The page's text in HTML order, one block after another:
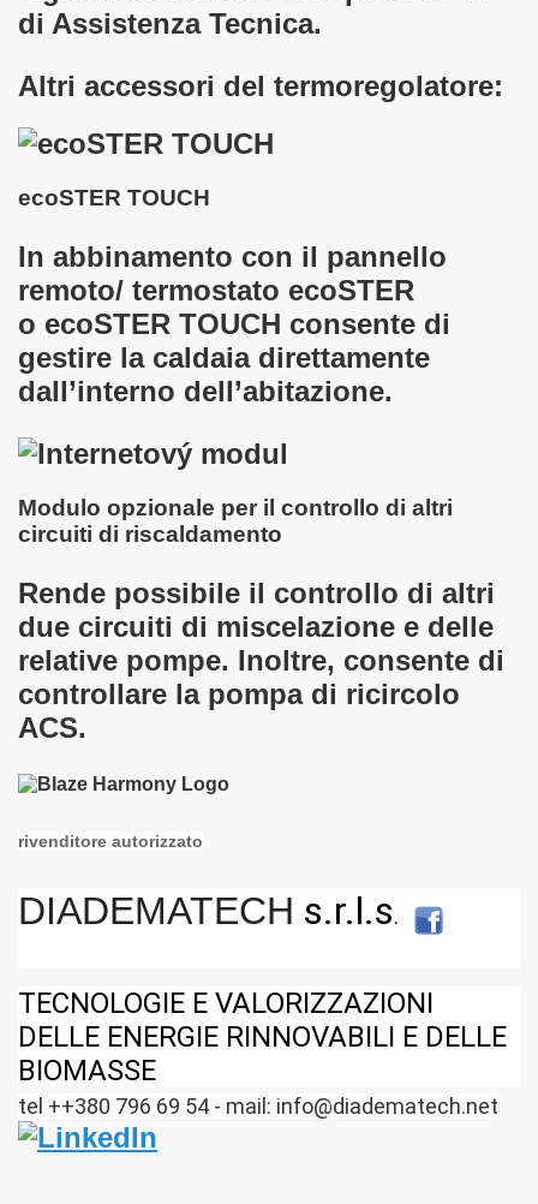
di Assistenza Tecnica.
Altri accessori del termoregolatore:
ecoSTER TOUCH
In abbinamento con il pannello
remoto/ termostato ecoSTER
o ecoSTER TOUCH consente di
gestire la caldaia direttamente
dall’interno dell’abitazione.
Modulo opzionale per il controllo di altri
circuiti di riscaldamento
Rende possibile il controllo di altri
due circuiti di miscelazione e delle
relative pompe. Inoltre, consente di
controllare la pompa di ricircolo
ACS.
rivenditore autorizzato
DIADEMATECH s.r.l.s.
TECNOLOGIE E VALORIZZAZIONI
DELLE ENERGIE RINNOVABILI E DELLE
BIOMASSE
tel ++380 796 69 54 - mail: info@diadematech.net